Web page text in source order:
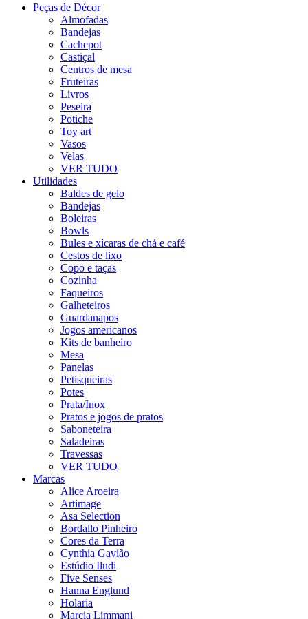
Peças de Décor
Almofadas
Bandejas
Cachepot
Castiçal
Centros de mesa
Fruteiras
Livros
Peseira
Potiche
Toy art
Vasos
Velas
VER TUDO
Utilidades
Baldes de gelo
Bandejas
Boleiras
Bowls
Bules e xícaras de chá e café
Cestos de lixo
Copo e taças
Cozinha
Faqueiros
Galheteiros
Guardanapos
Jogos americanos
Kits de banheiro
Mesa
Panelas
Petisqueiras
Potes
Prata/Inox
Pratos e jogos de pratos
Saboneteira
Saladeiras
Travessas
VER TUDO
Marcas
Alice Aroeira
Artimage
Asa Selection
Bordallo Pinheiro
Cores da Terra
Cynthia Gavião
Estúdio Iludi
Five Senses
Hanna Englund
Holaria
Marcia Limmani